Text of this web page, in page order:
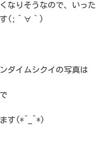
なりそうなので、いった
す(;´∀｀)
ダイムシクイの写真は
ます(*^_^*)